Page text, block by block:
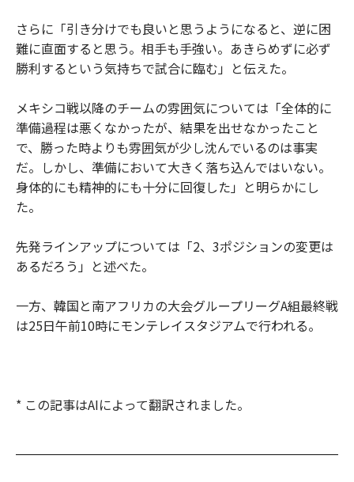
さらに「引き分けでも良いと思うようになると、逆に困
難に直面すると思う。相手も手強い。あきらめずに必ず
勝利するという気持ちで試合に臨む」と伝えた。
メキシコ戦以降のチームの雰囲気については「全体的に
準備過程は悪くなかったが、結果を出せなかったこと
で、勝った時よりも雰囲気が少し沈んでいるのは事実
だ。しかし、準備において大きく落ち込んではいない。
身体的にも精神的にも十分に回復した」と明らかにし
た。
先発ラインアップについては「2、3ポジションの変更は
あるだろう」と述べた。
一方、韓国と南アフリカの大会グループリーグA組最終戦
は25日午前10時にモンテレイスタジアムで行われる。
* この記事はAIによって翻訳されました。